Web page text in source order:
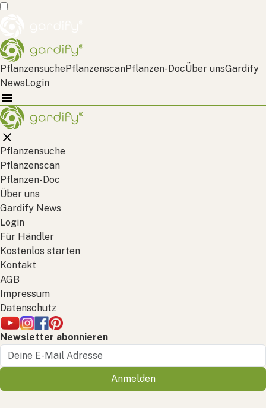
PflanzensuchePflanzenscanPflanzen-DocÜber unsGardify
NewsLogin
Pflanzensuche
Pflanzenscan
Pflanzen-Doc
Über uns
Gardify News
Login
Für Händler
Kostenlos starten
Kontakt
AGB
Impressum
Datenschutz
Newsletter abonnieren
Anmelden